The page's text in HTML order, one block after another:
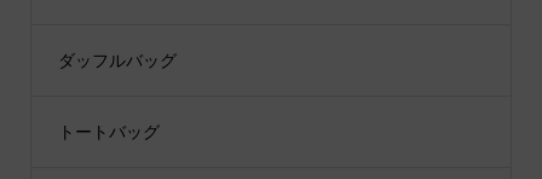
ダッフルバッグ
トートバッグ